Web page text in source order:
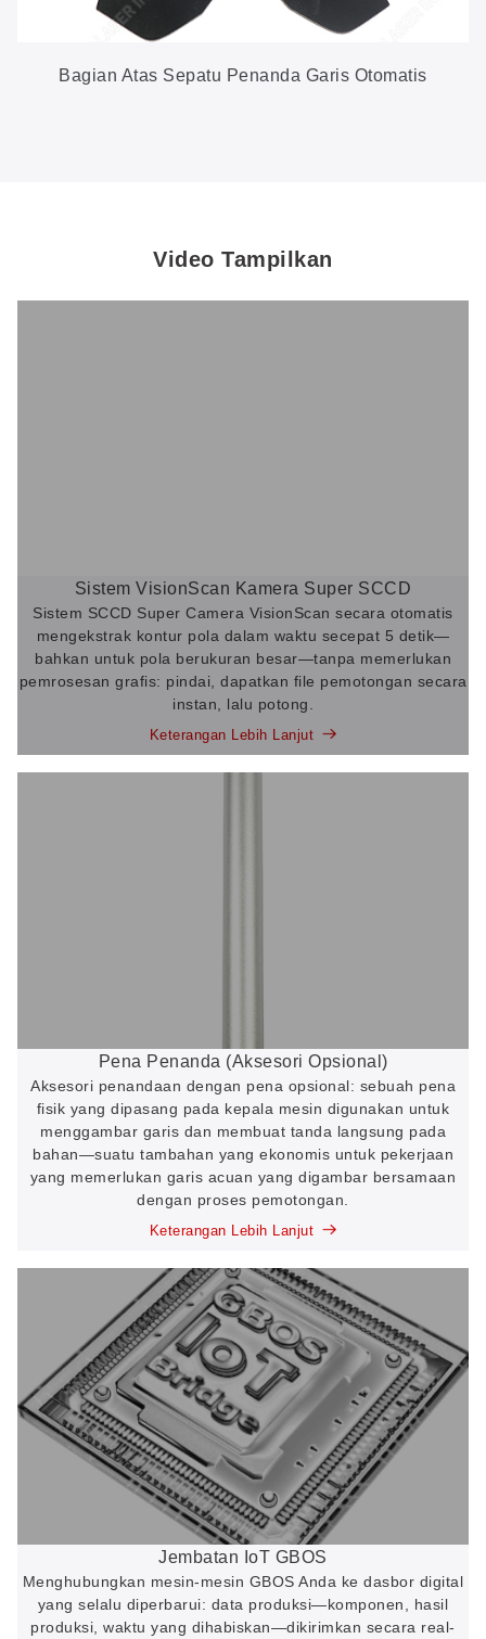
Bagian Atas Sepatu Penanda Garis Otomatis
Video Tampilkan
Sistem VisionScan Kamera Super SCCD
Sistem SCCD Super Camera VisionScan secara otomatis
mengekstrak kontur pola dalam waktu secepat 5 detik—
bahkan untuk pola berukuran besar—tanpa memerlukan
pemrosesan grafis: pindai, dapatkan file pemotongan secara
instan, lalu potong.
Keterangan Lebih Lanjut
Pena Penanda (Aksesori Opsional)
Aksesori penandaan dengan pena opsional: sebuah pena
fisik yang dipasang pada kepala mesin digunakan untuk
menggambar garis dan membuat tanda langsung pada
bahan—suatu tambahan yang ekonomis untuk pekerjaan
yang memerlukan garis acuan yang digambar bersamaan
dengan proses pemotongan.
Keterangan Lebih Lanjut
Jembatan IoT GBOS
Menghubungkan mesin-mesin GBOS Anda ke dasbor digital
yang selalu diperbarui: data produksi—komponen, hasil
produksi, waktu yang dihabiskan—dikirimkan secara real-